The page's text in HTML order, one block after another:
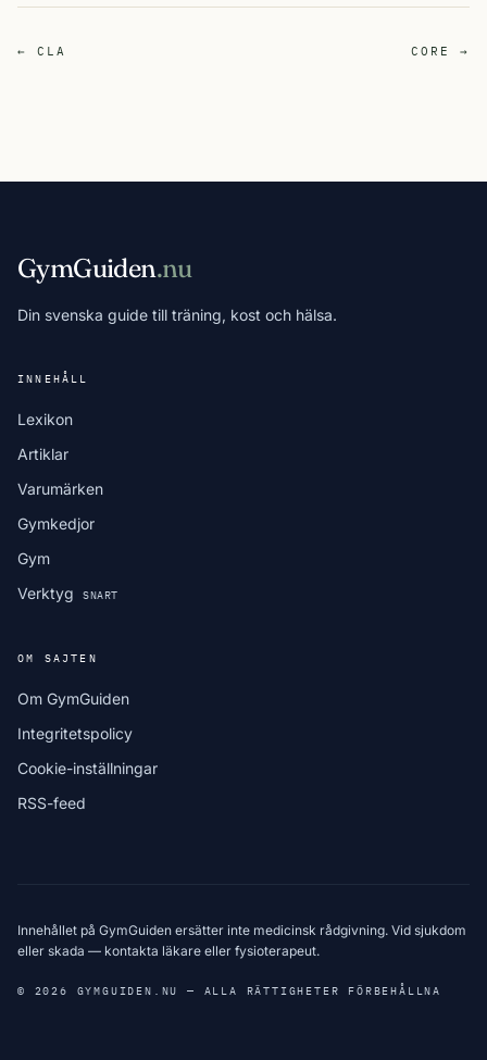
← CLA CORE →
GymGuiden.nu
Din svenska guide till träning, kost och hälsa.
INNEHÅLL
Lexikon
Artiklar
Varumärken
Gymkedjor
Gym
Verktyg
SNART
OM SAJTEN
Om GymGuiden
Integritetspolicy
Cookie-inställningar
RSS-feed
Innehållet på GymGuiden ersätter inte medicinsk rådgivning. Vid sjukdom
eller skada — kontakta läkare eller fysioterapeut.
© 2026 GYMGUIDEN.NU — ALLA RÄTTIGHETER FÖRBEHÅLLNA